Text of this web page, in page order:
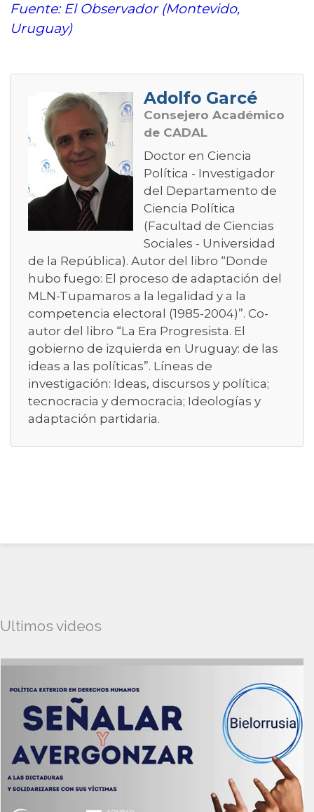
Fuente: El Observador (Montevido,
Uruguay)
Adolfo Garcé
Consejero Académico
de CADAL
Doctor en Ciencia
Política - Investigador
del Departamento de
Ciencia Política
(Facultad de Ciencias
Sociales - Universidad
de la República). Autor del libro “Donde
hubo fuego: El proceso de adaptación del
MLN-Tupamaros a la legalidad y a la
competencia electoral (1985-2004)”. Co-
autor del libro “La Era Progresista. El
gobierno de izquierda en Uruguay: de las
ideas a las políticas”. Líneas de
investigación: Ideas, discursos y política;
tecnocracia y democracia; Ideologías y
adaptación partidaria.
Ultimos videos